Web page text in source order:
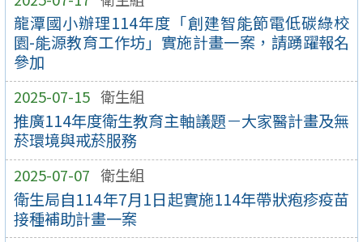
龍潭國小辦理114年度「創建智能節電低碳綠校
園-能源教育工作坊」實施計畫一案，請踴躍報名
參加
2025-07-15 衛生組
推廣114年度衛生教育主軸議題－大家醫計畫及無
菸環境與戒菸服務
2025-07-07 衛生組
衛生局自114年7月1日起實施114年帶狀疱疹疫苗
接種補助計畫一案